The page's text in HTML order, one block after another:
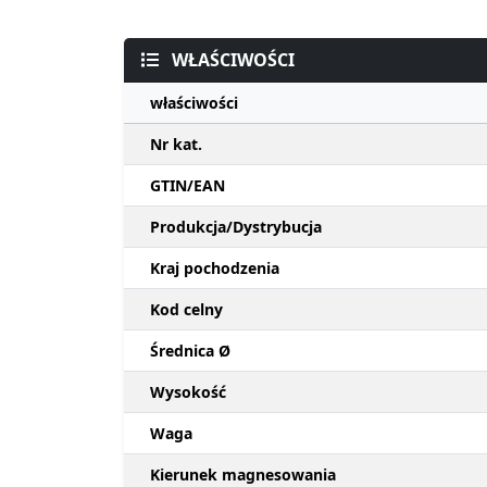
WŁAŚCIWOŚCI
właściwości
Nr kat.
GTIN/EAN
Produkcja/Dystrybucja
Kraj pochodzenia
Kod celny
Średnica Ø
Wysokość
Waga
Kierunek magnesowania